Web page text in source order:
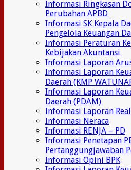
Informasi Ringkasan
Perubahan APBD
Informasi SK Kepala
Pengelola Keuangan
Informasi Peraturan
Kebijakan Akuntansi
Informasi Laporan
Informasi Laporan
Daerah (KMP
Informasi Laporan
Daerah (PDAM)
Informasi Laporan
Informasi Neraca
Informasi RENJA – PD
Informasi Penetapan
Pertanggungjawaban
Informasi Opini BPK